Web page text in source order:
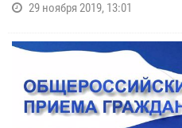
29 ноября 2019, 13:01